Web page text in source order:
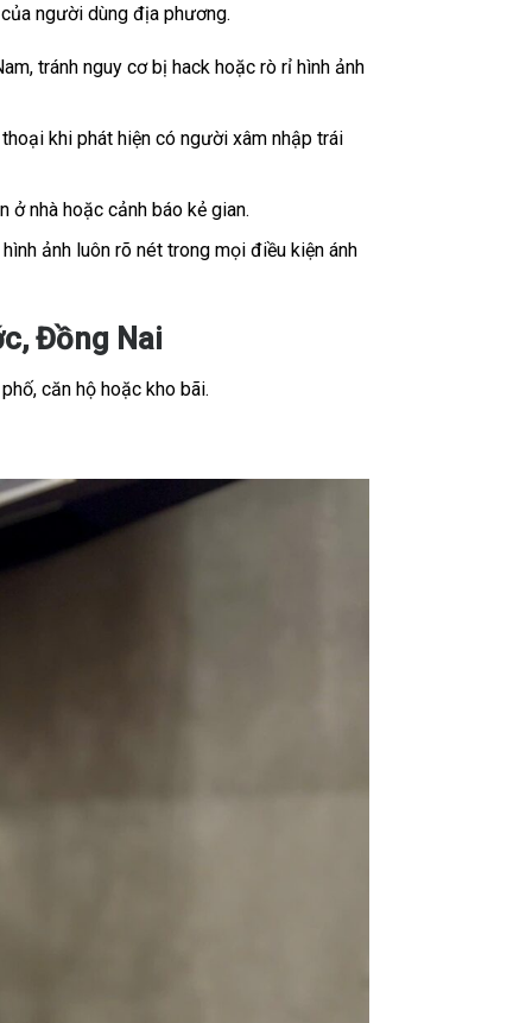
người dùng địa phương.
tránh nguy cơ bị hack hoặc rò rỉ hình ảnh
khi phát hiện có người xâm nhập trái
nhà hoặc cảnh báo kẻ gian.
ảnh luôn rõ nét trong mọi điều kiện ánh
Đồng Nai
căn hộ hoặc kho bãi.